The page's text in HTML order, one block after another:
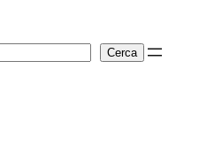
Cerca